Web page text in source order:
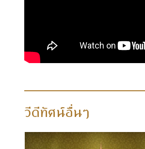
วีดีทัศน์อื่นๆ